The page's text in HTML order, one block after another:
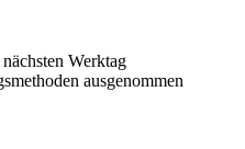
Werktag
ausgenommen